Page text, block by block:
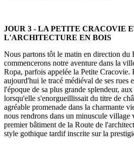
JOUR 3 - LA PETITE CRACOVIE
L'ARCHITECTURE EN BOIS
Nous partons tôt le matin en direction
commencerons notre aventure dans la
Ropa, parfois appelée la Petite Cracovie.
aujourd'hui le tracé médiéval de ses rues
l'époque de sa plus grande splendeur,
lorsqu'elle s'enorgueillissait du titre de
agréable promenade dans la charmante
nous rendrons dans un minuscule
premier bâtiment de la Route de
style gothique tardif inscrite sur la